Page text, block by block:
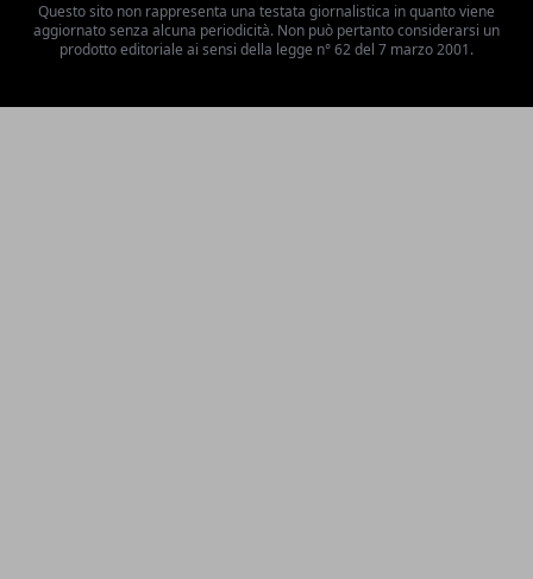
Questo sito non rappresenta una testata giornalistica in quanto viene
aggiornato senza alcuna periodicità. Non può pertanto considerarsi un
prodotto editoriale ai sensi della legge n° 62 del 7 marzo 2001.